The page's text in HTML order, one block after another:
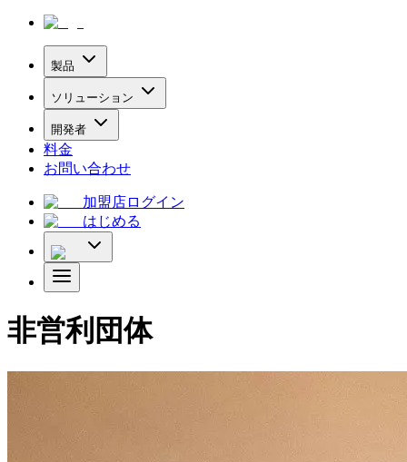
製品
ソリューション
開発者
料金
お問い合わせ
加盟店ログイン
はじめる
非営利団体